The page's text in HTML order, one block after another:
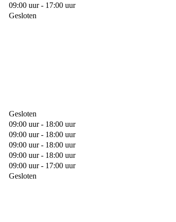
09:00 uur - 17:00 uur
Gesloten
Gesloten
09:00 uur - 18:00 uur
09:00 uur - 18:00 uur
09:00 uur - 18:00 uur
09:00 uur - 18:00 uur
09:00 uur - 17:00 uur
Gesloten